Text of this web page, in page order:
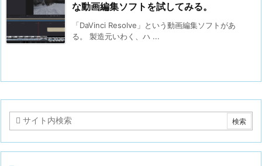
な動画編集ソフトを試してみる。
「DaVinci Resolve」という動画編集ソフトがあ
る。 製造元いわく、ハ ...